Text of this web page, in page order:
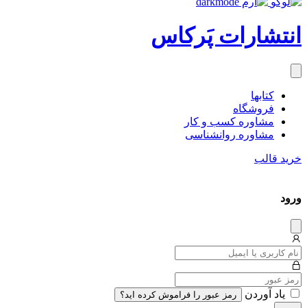
انتشارات پَرکاس
کتاب‎ها
فروشگاه
مشاوره کسب و کار
مشاوره روان‎شناسی
خرید قالب
ورود
میس
یاد آوردن
رمز عبور را فراموش کرده اید؟